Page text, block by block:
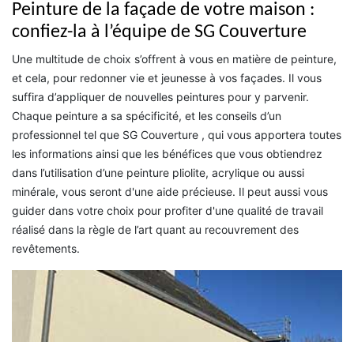
Peinture de la façade de votre maison :
confiez-la à l’équipe de SG Couverture
Une multitude de choix s’offrent à vous en matière de peinture,
et cela, pour redonner vie et jeunesse à vos façades. Il vous
suffira d’appliquer de nouvelles peintures pour y parvenir.
Chaque peinture a sa spécificité, et les conseils d’un
professionnel tel que SG Couverture , qui vous apportera toutes
les informations ainsi que les bénéfices que vous obtiendrez
dans l’utilisation d’une peinture pliolite, acrylique ou aussi
minérale, vous seront d'une aide précieuse. Il peut aussi vous
guider dans votre choix pour profiter d'une qualité de travail
réalisé dans la règle de l’art quant au recouvrement des
revêtements.